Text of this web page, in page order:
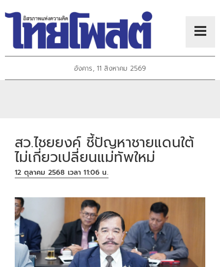
อังคาร, 11 สิงหาคม 2569
สว.ไชยยงค์ ชี้ปัญหาชายแดนใต้
ไม่เกี่ยวเปลี่ยนแม่ทัพใหม่
12 ตุลาคม 2568 เวลา 11:06 น.